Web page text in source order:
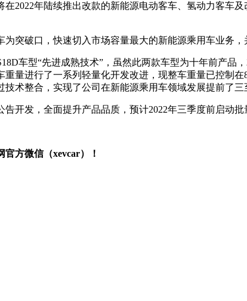
2022年陆续推出改款的新能源电动客车、氢动力客车
突破口，快速切入市场容量最大的新能源乘用车业务
车型“先进成熟技术”，虽然此两款车型为十年前产品
量进行了一系列轻量化开发改进，现整车重量已控制
术整合，实现了公司在新能源乘用车领域发展提前了三
开发，全面提升产品品质，预计2022年三季度前启动批
方微信（xevcar）！